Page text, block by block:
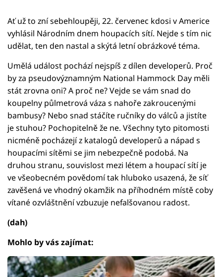
Ať už to zní sebehloupěji, 22. červenec kdosi v Americe
vyhlásil Národním dnem houpacích sítí. Nejde s tím nic
udělat, ten den nastal a skýtá letní obrázkové téma.
Umělá událost pochází nejspíš z dílen developerů. Proč
by za pseudovýznamným National Hammock Day měli
stát zrovna oni? A proč ne? Vejde se vám snad do
koupelny půlmetrová váza s nahoře zakroucenými
bambusy? Nebo snad stáčíte ručníky do válců a jistíte
je stuhou? Pochopitelně že ne. Všechny tyto pitomosti
nicméně pocházejí z katalogů developerů a nápad s
houpacími sítěmi se jim nebezpečně podobá. Na
druhou stranu, souvislost mezi létem a houpací sítí je
ve všeobecném povědomí tak hluboko usazená, že síť
zavěšená ve vhodný okamžik na příhodném místě coby
vítané ozvláštnění vzbuzuje nefalšovanou radost.
(dah)
Mohlo by vás zajímat: